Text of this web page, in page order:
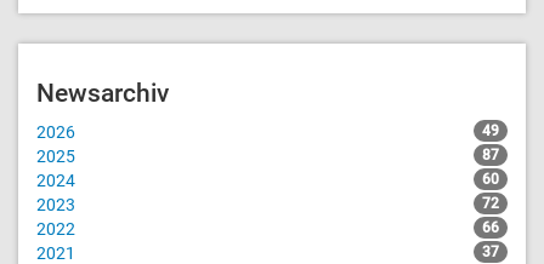
Newsarchiv
2026 49
2025 87
2024 60
2023 72
2022 66
2021 37